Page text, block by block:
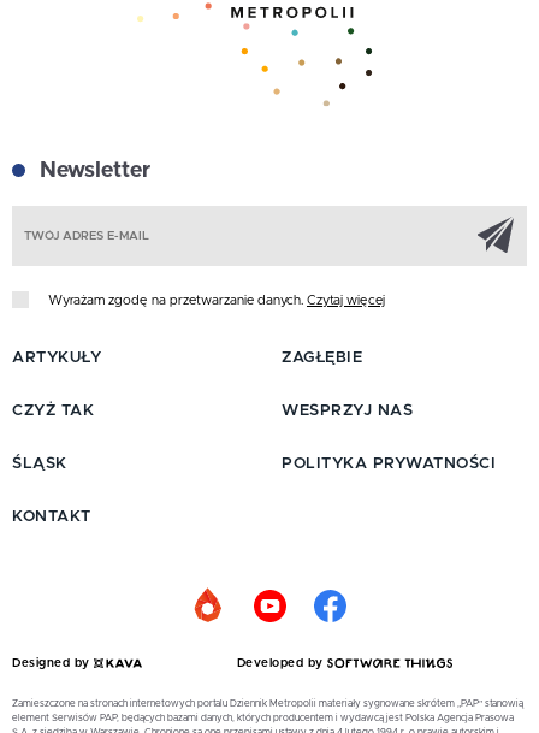
Newsletter
Wyrażam zgodę na przetwarzanie danych. Czytaj więcej
ARTYKUŁY
CZYŻ TAK
ŚLĄSK
ZAGŁĘBIE
WESPRZYJ NAS
POLITYKA PRYWATNOŚCI
KONTAKT
Designed by Developed by
Zamieszczone na stronach internetowych portalu Dziennik Metropolii materiały sygnowane skrótem „PAP” stanowią
element Serwisów PAP, będących bazami danych, których producentem i wydawcą jest Polska Agencja Prasowa